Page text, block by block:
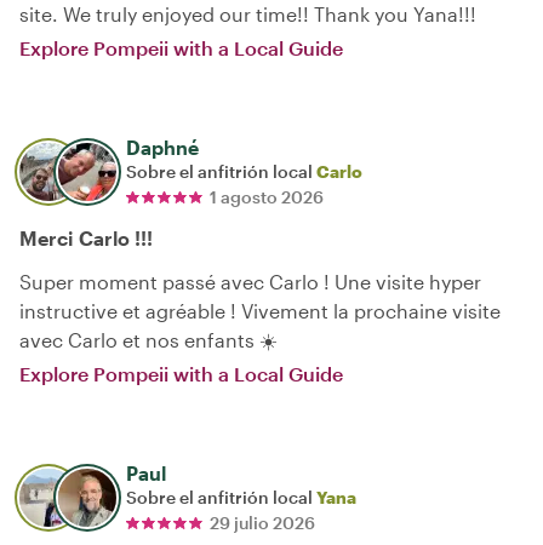
site. We truly enjoyed our time!! Thank you Yana!!!
Explore Pompeii with a Local Guide
Daphné
Sobre el anfitrión local Carlo
1 agosto 2026
Merci Carlo !!!
Super moment passé avec Carlo ! Une visite hyper
instructive et agréable ! Vivement la prochaine visite
avec Carlo et nos enfants ☀️
Explore Pompeii with a Local Guide
Paul
Sobre el anfitrión local Yana
29 julio 2026